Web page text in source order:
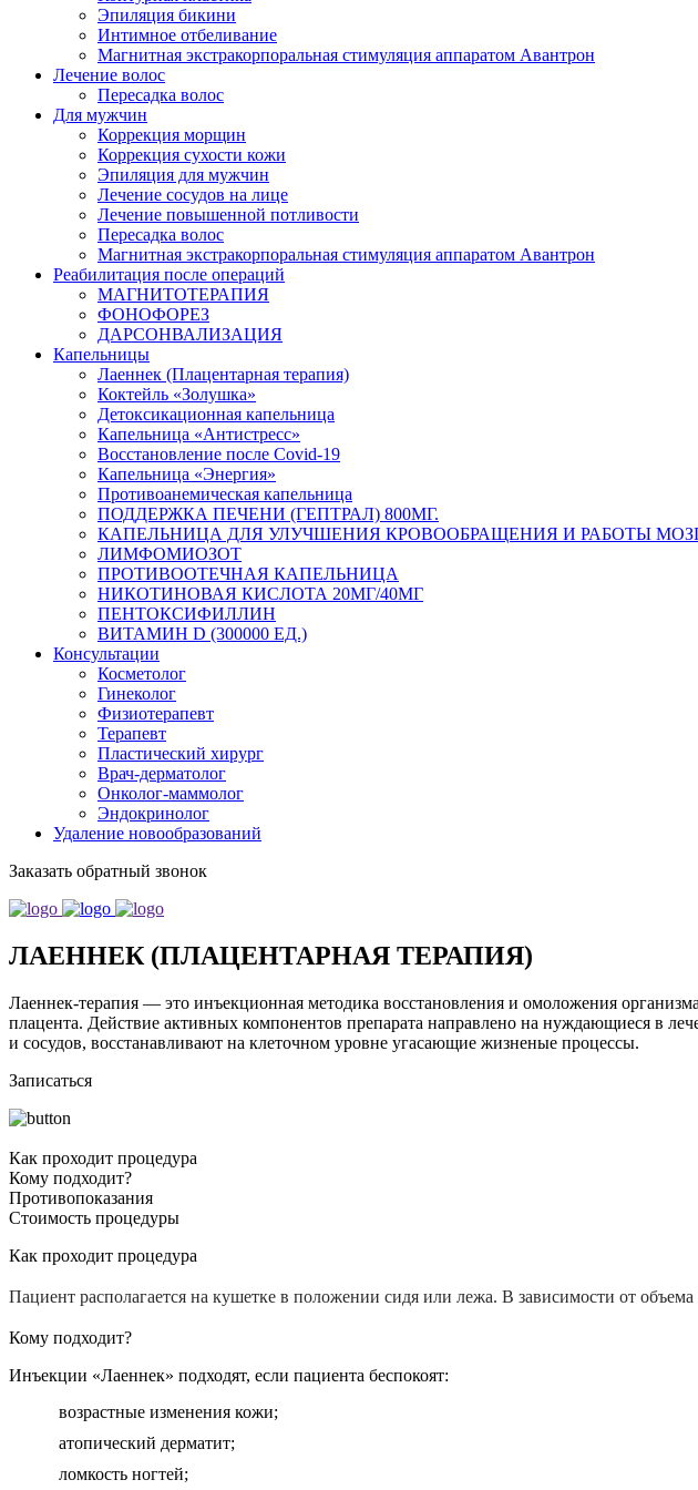
Эпиляция бикини
Интимное отбеливание
Магнитная экстракорпоральная стимуляция аппаратом Авантрон
Лечение волос
Пересадка волос
Для мужчин
Коррекция морщин
Коррекция сухости кожи
Эпиляция для мужчин
Лечение сосудов на лице
Лечение повышенной потливости
Пересадка волос
Магнитная экстракорпоральная стимуляция аппаратом Авантрон
Реабилитация после операций
МАГНИТОТЕРАПИЯ
ФОНОФОРЕЗ
ДАРСОНВАЛИЗАЦИЯ
Капельницы
Лаеннек (Плацентарная терапия)
Коктейль «Золушка»
Детоксикационная капельница
Капельница «Антистресс»
Восстановление после Covid-19
Капельница «Энергия»
Противоанемическая капельница
ПОДДЕРЖКА ПЕЧЕНИ (ГЕПТРАЛ) 800МГ.
КАПЕЛЬНИЦА ДЛЯ УЛУЧШЕНИЯ КРОВООБРАЩЕНИЯ И РАБОТЫ
ЛИМФОМИОЗОТ
ПРОТИВООТЕЧНАЯ КАПЕЛЬНИЦА
НИКОТИНОВАЯ КИСЛОТА 20МГ/40МГ
ПЕНТОКСИФИЛЛИН
ВИТАМИН D (300000 ЕД.)
Консультации
Косметолог
Гинеколог
Физиотерапевт
Терапевт
Пластический хирург
Врач-дерматолог
Онколог-маммолог
Эндокринолог
Удаление новообразований
Заказать обратный звонок
ЛАЕННЕК (ПЛАЦЕНТАРНАЯ ТЕРАПИЯ)
Лаеннек-терапия — это инъекционная методика восстановления и омоложения
плацента. Действие активных компонентов препарата направлено на нуждающиеся в
и сосудов, восстанавливают на клеточном уровне угасающие жизненые процессы.
Записаться
Как проходит процедура
Кому подходит?
Противопоказания
Стоимость процедуры
Как проходит процедура
Пациент располагается на кушетке в положении сидя или лежа. В зависимости от
Кому подходит?
Инъекции «Лаеннек» подходят, если пациента беспокоят:
возрастные изменения кожи;
атопический дерматит;
ломкость ногтей;